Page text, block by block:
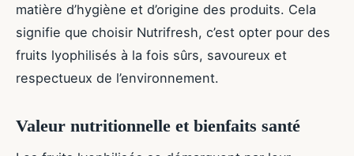
matière d’hygiène et d’origine des produits. Cela
signifie que choisir Nutrifresh, c’est opter pour des
fruits lyophilisés à la fois sûrs, savoureux et
respectueux de l’environnement.
Valeur nutritionnelle et bienfaits santé